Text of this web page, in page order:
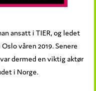
ansatt i TIER, og ledet
våren 2019. Senere
dermed en viktig aktør
i Norge.